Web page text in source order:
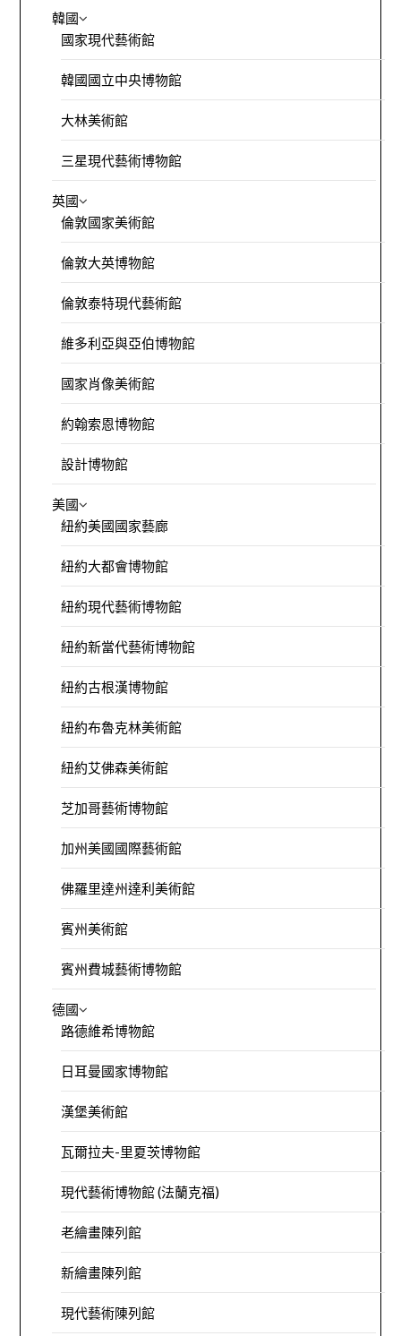
韓國
國家現代藝術館
韓國國立中央博物館
大林美術館
三星現代藝術博物館
英國
倫敦國家美術館
倫敦大英博物館
倫敦泰特現代藝術館
維多利亞與亞伯博物館
國家肖像美術館
約翰索恩博物館
設計博物館
美國
紐約美國國家藝廊
紐約大都會博物館
紐約現代藝術博物館
紐約新當代藝術博物館
紐約古根漢博物館
紐約布魯克林美術館
紐約艾佛森美術館
芝加哥藝術博物館
加州美國國際藝術館
佛羅里達州達利美術館
賓州美術館
賓州費城藝術博物館
德國
路德維希博物館
日耳曼國家博物館
漢堡美術館
瓦爾拉夫-里夏茨博物館
現代藝術博物館 (法蘭克福)
老繪畫陳列館
新繪畫陳列館
現代藝術陳列館